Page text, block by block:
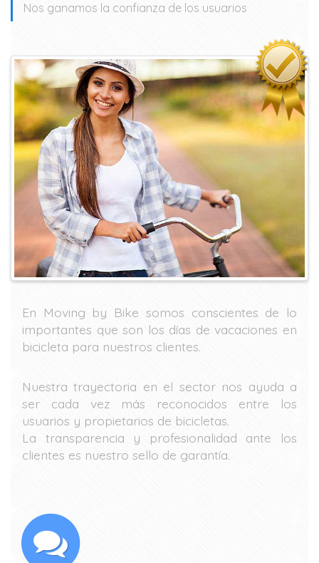
Nos ganamos la confianza de los usuarios
En Moving by Bike somos conscientes de lo
importantes que son los días de vacaciones en
bicicleta para nuestros clientes.
Nuestra trayectoria en el sector nos ayuda a
ser cada vez más reconocidos entre los
usuarios y propietarios de bicicletas.
La transparencia y profesionalidad ante los
clientes es nuestro sello de garantía.